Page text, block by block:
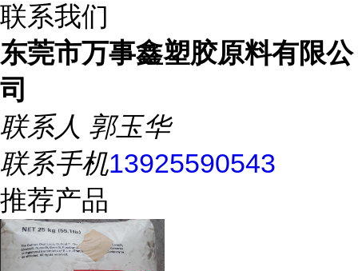
联系我们
东莞市万事鑫塑胶原料有限公
司
联系人 郭玉华
联系手机13925590543
推荐产品